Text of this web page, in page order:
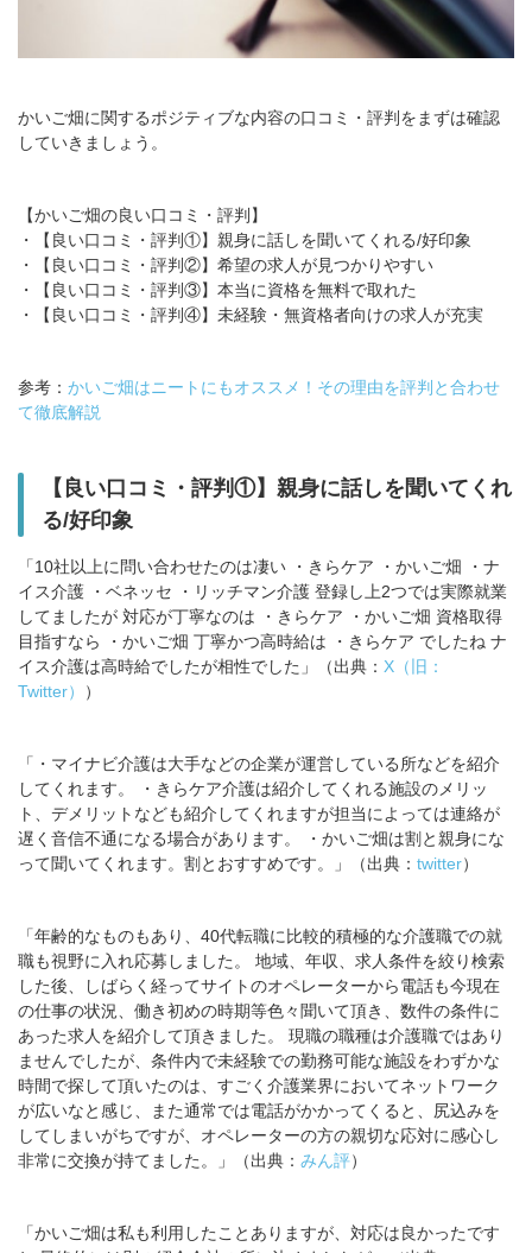
かいご畑に関するポジティブな内容の口コミ・評判をまずは確認
していきましょう。
【かいご畑の良い口コミ・評判】
・【良い口コミ・評判①】親身に話しを聞いてくれる/好印象
・【良い口コミ・評判②】希望の求人が見つかりやすい
・【良い口コミ・評判③】本当に資格を無料で取れた
・【良い口コミ・評判④】未経験・無資格者向けの求人が充実
参考： かいご畑はニートにもオススメ！その理由を評判と合わせ
て徹底解説
【良い口コミ・評判①】親身に話しを聞いてくれ
る/好印象
「10社以上に問い合わせたのは凄い ・きらケア ・かいご畑 ・ナ
イス介護 ・ベネッセ ・リッチマン介護 登録し上2つでは実際就業
してましたが 対応が丁寧なのは ・きらケア ・かいご畑 資格取得
目指すなら ・かいご畑 丁寧かつ高時給は ・きらケア でしたね ナ
イス介護は高時給でしたが相性でした」（出典： X（旧：
Twitter）
）
「・マイナビ介護は大手などの企業が運営している所などを紹介
してくれます。 ・きらケア介護は紹介してくれる施設のメリッ
ト、デメリットなども紹介してくれますが担当によっては連絡が
遅く音信不通になる場合があります。 ・かいご畑は割と親身にな
って聞いてくれます。割とおすすめです。」（出典： twitter）
「年齢的なものもあり、40代転職に比較的積極的な介護職での就
職も視野に入れ応募しました。 地域、年収、求人条件を絞り検索
した後、しばらく経ってサイトのオペレーターから電話も今現在
の仕事の状況、働き初めの時期等色々聞いて頂き、数件の条件に
あった求人を紹介して頂きました。 現職の職種は介護職ではあり
ませんでしたが、条件内で未経験での勤務可能な施設をわずかな
時間で探して頂いたのは、すごく介護業界においてネットワーク
が広いなと感じ、また通常では電話がかかってくると、尻込みを
してしまいがちですが、オペレーターの方の親切な応対に感心し
非常に交換が持てました。」（出典： みん評）
「かいご畑は私も利用したことありますが、対応は良かったです